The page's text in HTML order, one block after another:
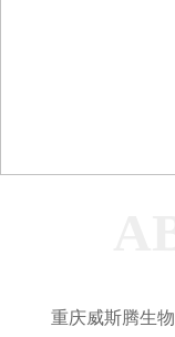
重庆威斯腾生